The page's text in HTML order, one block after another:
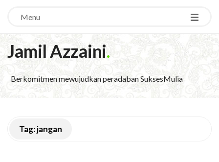
Menu
Jamil Azzaini.
Berkomitmen mewujudkan peradaban SuksesMulia
Tag:jangan